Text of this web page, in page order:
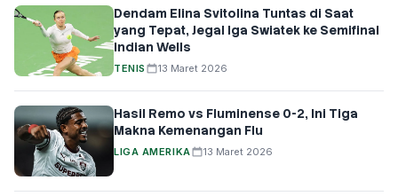
Dendam Elina Svitolina Tuntas di Saat
yang Tepat, Jegal Iga Swiatek ke Semifinal
Indian Wells
TENIS 13 Maret 2026
Hasil Remo vs Fluminense 0-2, Ini Tiga
Makna Kemenangan Flu
LIGA AMERIKA 13 Maret 2026